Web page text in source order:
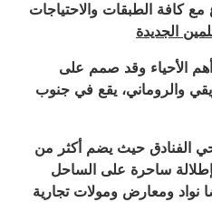
كافة الطبقات والاحتياجات
الجديدة
الأحياء وقد صمم على
والروماني، يقع في جنوب
الفنادق حيث يضم أكثر من
بإطلالة ساحرة على الساحل
نواد ومعارض ومولات تجارية